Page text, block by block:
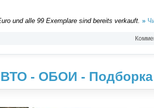
und alle 99 Exemplare sind bereits verkauft. »
- ОБОИ - Подборка